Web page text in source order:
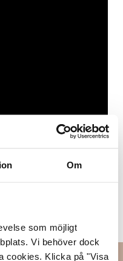
Om
som möjligt
Vi behöver dock
cookies. Klicka på "Visa